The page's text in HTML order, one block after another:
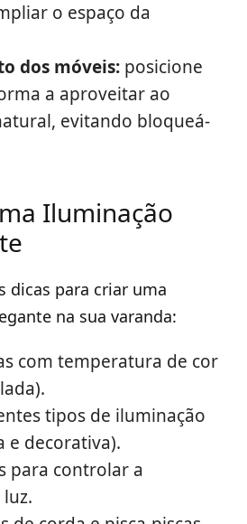
o espaço da
dos móveis: posicione
a aproveitar ao
evitando bloqueá-
Iluminação
dicas para criar uma
na sua varanda:
com temperatura de cor
tipos de iluminação
e decorativa).
para controlar a